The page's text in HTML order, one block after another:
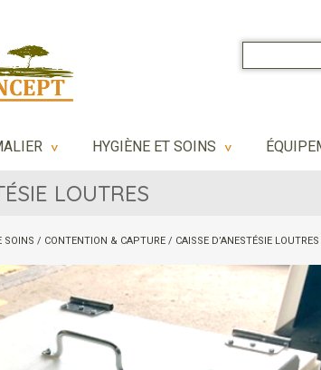
> HYGIÈNE ET SOINS >
LOUTRES
SOINS / CONTENTION & CAPTURE / CAISSE D’ANESTÉSIE LOUTRES